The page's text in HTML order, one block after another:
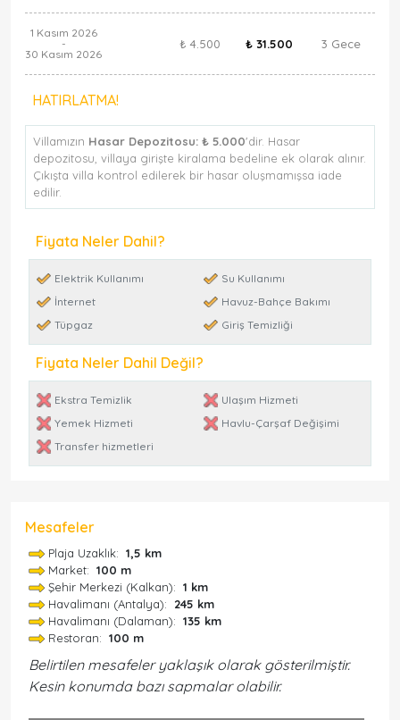
1 Kasım 2026
-
30 Kasım 2026
₺ 4.500 ₺ 31.500 3 Gece
HATIRLATMA!
Villamızın Hasar Depozitosu: ₺ 5.000'dir. Hasar
depozitosu, villaya girişte kiralama bedeline ek olarak alınır.
Çıkışta villa kontrol edilerek bir hasar oluşmamışsa iade
edilir.
Fiyata Neler Dahil?
Elektrik Kullanımı
Su Kullanımı
İnternet
Havuz-Bahçe Bakımı
Tüpgaz
Giriş Temizliği
Fiyata Neler Dahil Değil?
Ekstra Temizlik
Ulaşım Hizmeti
Yemek Hizmeti
Havlu-Çarşaf Değişimi
Transfer hizmetleri
Mesafeler
Plaja Uzaklık: 1,5 km
Market: 100 m
Şehir Merkezi (Kalkan): 1 km
Havalimanı (Antalya): 245 km
Havalimanı (Dalaman): 135 km
Restoran: 100 m
Belirtilen mesafeler yaklaşık olarak gösterilmiştir.
Kesin konumda bazı sapmalar olabilir.